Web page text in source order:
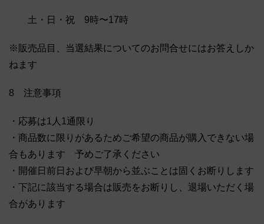
土・日・祝 9時〜17時
※販売品目、当選結果についてのお問合せにはお答えしか
ねます
8 注意事項
・応募は1人1通限り
・商品数に限りがあるためご希望の商品が購入できない場
合もあります 予めご了承ください
・開催日前日および早朝から並ぶことは固くお断りします
・下記に該当する場合は販売をお断りし、退場いただく場
合があります